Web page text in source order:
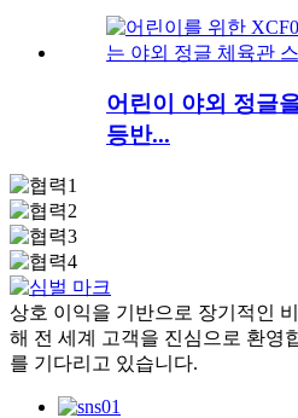
어린이 야외 정글
등반...
상호 이익을 기반으로 장기적인
해 전 세계 고객을 진심으로 환영
를 기다리고 있습니다.